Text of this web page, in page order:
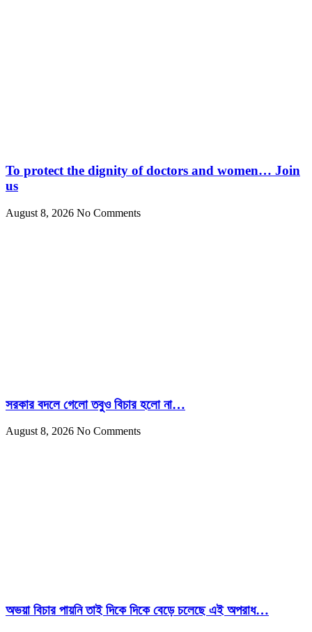
To protect the dignity of doctors and women… Join
us
August 8, 2026 No Comments
সরকার বদলে গেলো তবুও বিচার হলো না…
August 8, 2026 No Comments
অভয়া বিচার পায়নি তাই দিকে দিকে বেড়ে চলেছে এই অপরাধ…